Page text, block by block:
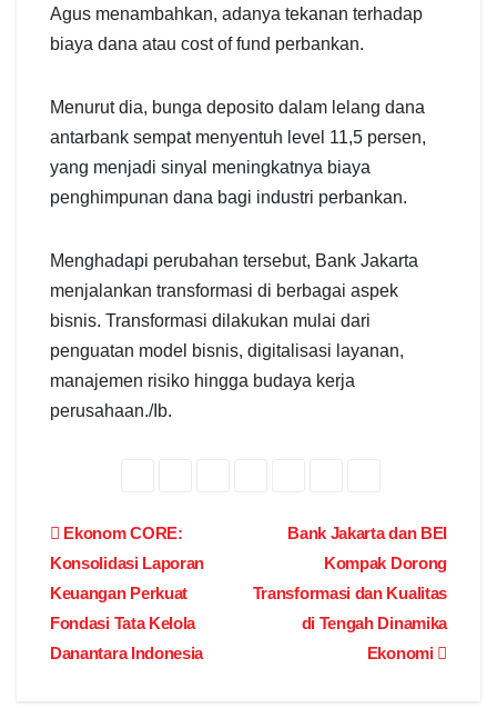
Agus menambahkan, adanya tekanan terhadap
biaya dana atau cost of fund perbankan.
Menurut dia, bunga deposito dalam lelang dana
antarbank sempat menyentuh level 11,5 persen,
yang menjadi sinyal meningkatnya biaya
penghimpunan dana bagi industri perbankan.
Menghadapi perubahan tersebut, Bank Jakarta
menjalankan transformasi di berbagai aspek
bisnis. Transformasi dilakukan mulai dari
penguatan model bisnis, digitalisasi layanan,
manajemen risiko hingga budaya kerja
perusahaan./Ib.
Post
navigation
Bank Jakarta dan BEI
Kompak Dorong
Transformasi dan Kualitas
di Tengah Dinamika
Ekonomi
Ekonom CORE:
Konsolidasi Laporan
Keuangan Perkuat
Fondasi Tata Kelola
Danantara Indonesia